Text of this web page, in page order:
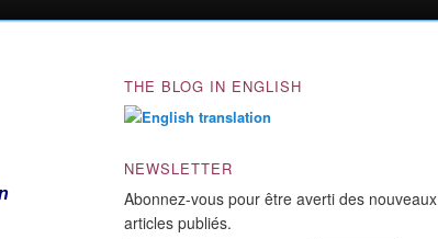
THE BLOG IN ENGLISH
NEWSLETTER
Abonnez-vous pour être averti des nouveaux
articles publiés.